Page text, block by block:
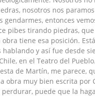
nosotros nos
gendarmes, entonces
pibes tirando piedras,
tiene esa posición.
hablando y así fue desde
en el Teatro del
de Martín, me parece,
obra muy bien escrita por
perdurar, puede que la